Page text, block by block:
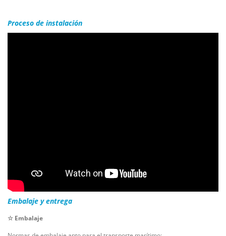
Proceso de instalación
Embalaje y entrega
☆ Embalaje